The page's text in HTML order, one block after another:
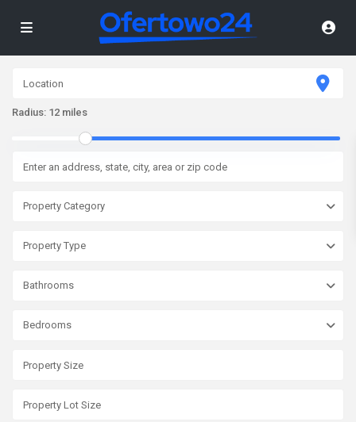
Radius: 12 miles
Property Category
Property Type
Bathrooms
Bedrooms